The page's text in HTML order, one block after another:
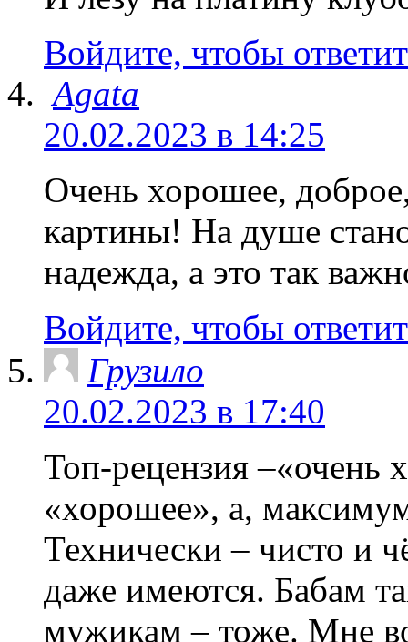
Войдите, чтобы
Agata
20.02.2023 в 14:25
Очень хорошее,
картины! На душе
надежда, а это так
Войдите, чтобы
Грузило
20.02.2023 в 17:40
Топ-рецензия
«хорошее», а,
Технически – чисто и
даже имеются. Бабам
мужикам – тоже. Мне